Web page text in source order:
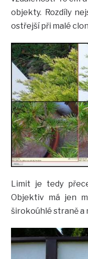
objekty. Rozdíly
ostřejší při malé
Limit je tedy
Objektiv má jen
širokoúhlé straně a